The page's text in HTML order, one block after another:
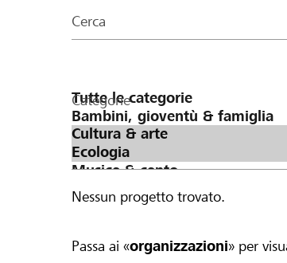
della
Cerca
Categorie
Nessun progetto trovato.
Passa ai «organizzazioni» per